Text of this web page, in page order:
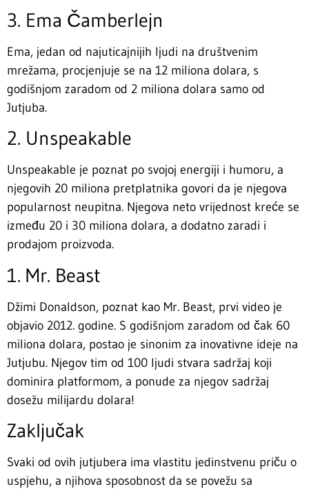
3. Ema Čamberlejn
Ema, jedan od najuticajnijih ljudi na društvenim
mrežama, procjenjuje se na 12 miliona dolara, s
godišnjom zaradom od 2 miliona dolara samo od
Jutjuba.
2. Unspeakable
Unspeakable je poznat po svojoj energiji i humoru, a
njegovih 20 miliona pretplatnika govori da je njegova
popularnost neupitna. Njegova neto vrijednost kreće se
između 20 i 30 miliona dolara, a dodatno zaradi i
prodajom proizvoda.
1. Mr. Beast
Džimi Donaldson, poznat kao Mr. Beast, prvi video je
objavio 2012. godine. S godišnjom zaradom od čak 60
miliona dolara, postao je sinonim za inovativne ideje na
Jutjubu. Njegov tim od 100 ljudi stvara sadržaj koji
dominira platformom, a ponude za njegov sadržaj
dosežu milijardu dolara!
Zaključak
Svaki od ovih jutjubera ima vlastitu jedinstvenu priču o
uspjehu, a njihova sposobnost da se povežu sa